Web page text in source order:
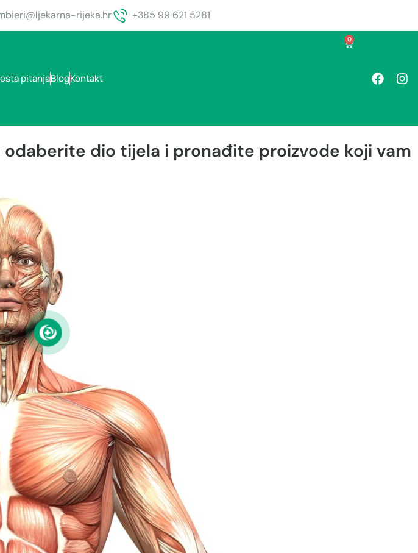
rijeka.hr +385 99 621 5281
pitanjaBlogKontakt
0
dio tijela i pronađite proizvode koji vam